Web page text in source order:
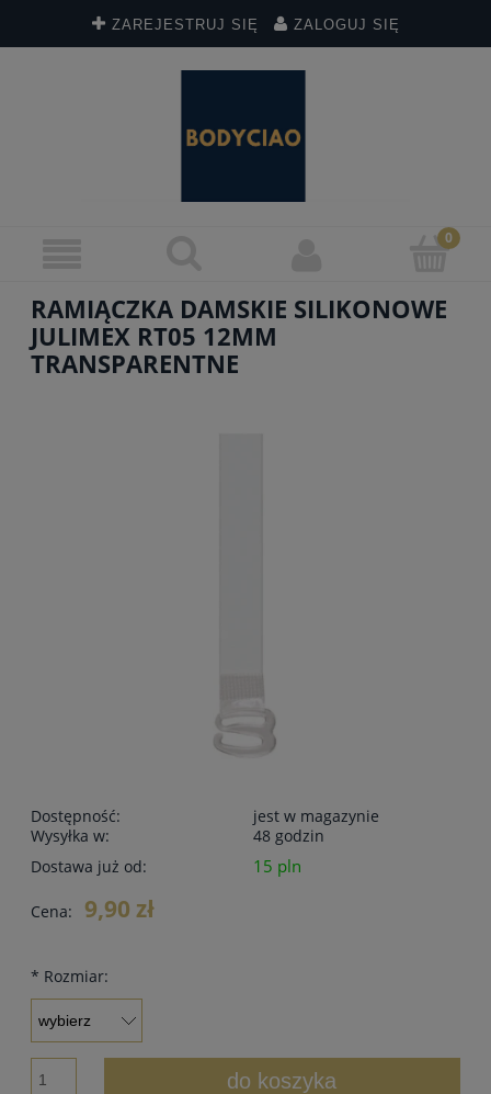
ZAREJESTRUJ SIĘ ZALOGUJ SIĘ
RAMIĄCZKA DAMSKIE SILIKONOWE
JULIMEX RT05 12MM
TRANSPARENTNE
Dostępność:
jest w magazynie
Wysyłka w:
48 godzin
Dostawa już od:
15 pln
Cena: 9,90 zł
* Rozmiar:
do koszyka